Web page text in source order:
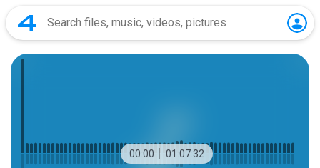
00:00 01:07:32